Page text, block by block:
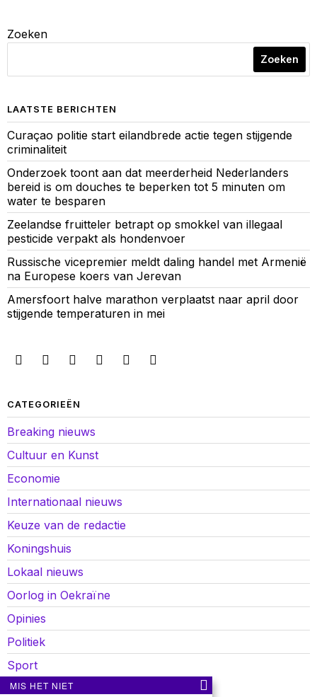
Zoeken
Zoeken
LAATSTE BERICHTEN
Curaçao politie start eilandbrede actie tegen stijgende
criminaliteit
Onderzoek toont aan dat meerderheid Nederlanders
bereid is om douches te beperken tot 5 minuten om
water te besparen
Zeelandse fruitteler betrapt op smokkel van illegaal
pesticide verpakt als hondenvoer
Russische vicepremier meldt daling handel met Armenië
na Europese koers van Jerevan
Amersfoort halve marathon verplaatst naar april door
stijgende temperaturen in mei
CATEGORIEËN
Breaking nieuws
Cultuur en Kunst
Economie
Internationaal nieuws
Keuze van de redactie
Koningshuis
Lokaal nieuws
Oorlog in Oekraïne
Opinies
Politiek
Sport
MIS HET NIET